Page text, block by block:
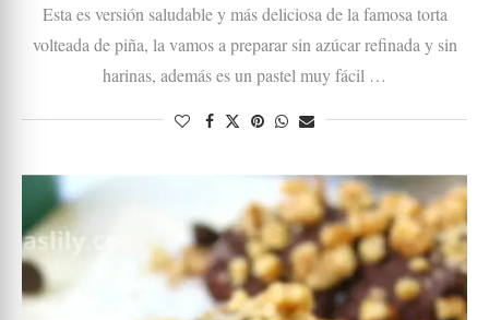
Esta es versión saludable y más deliciosa de la famosa torta
volteada de piña, la vamos a preparar sin azúcar refinada y sin
harinas, además es un pastel muy fácil …